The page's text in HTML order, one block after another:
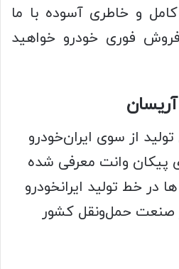
و خاطری آسوده با ما
فوری خودرو خواهید
تولید از سوی ایران‌خودرو
پیکان وانت معرفی شده
در خط تولید ایرانخودرو
صنعت حمل‌ونقل کشور